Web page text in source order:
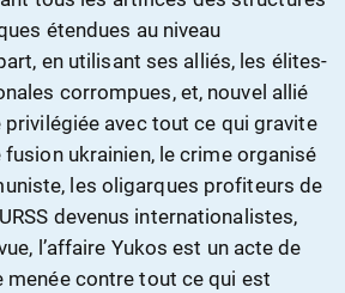
étendues au niveau
en utilisant ses alliés, les élites-
corrompues, et, nouvel allié
privilégiée avec tout ce qui gravite
ukrainien, le crime organisé
les oligarques profiteurs de
devenus internationalistes,
l’affaire Yukos est un acte de
menée contre tout ce qui est